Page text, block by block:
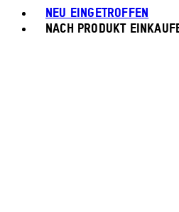
NEU EINGETROFFEN
NACH PRODUKT